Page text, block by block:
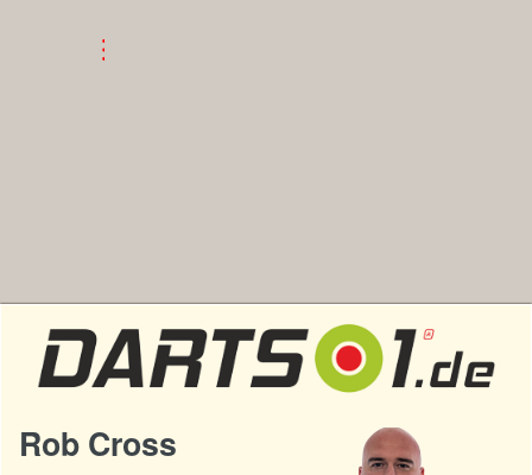
Rob Cross